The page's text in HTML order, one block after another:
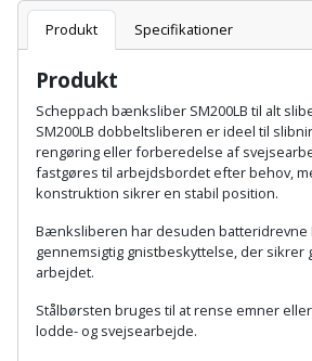
Fugtsikring
Garageport
Gelænder
Gips
Grundmursplader
Hardieplank
brædder
Fugepistol
skumpistol
Gevindskærer
Gipsværktøj
Glasløfter
Glasskærer
Betonsliber
Bindemaskine
Bits
Bor
Bordrundsav
Bore-
og
Motorenhed
Motorsav
og
kædesav
Motorsav
og
kædesav
tilbehør
Pælebor
Brænde
Brændeovn
Brandslukker
Brugskunst
Camping
Damprengøring
Dørmåtte
og
afrensning
Spartelmasse
væg
Tape
Rør
fittings
Stålvask
Ventilation
og
indeklima
Guides
Gaveideer
Aktiviteter
Produkt Specifikationer
Produkt
Scheppach bænksliber SM200LB til alt
SM200LB dobbeltsliberen er ideel til
rengøring eller forberedelse af
fastgøres til arbejdsbordet efter behov,
konstruktion sikrer en stabil position.
Bænksliberen har desuden batteridrevne
gennemsigtig gnistbeskyttelse, der sikrer
arbejdet.
Stålbørsten bruges til at rense emner
lodde- og svejsearbejde.